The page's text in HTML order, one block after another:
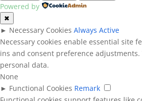
Powered by
✖
► Necessary Cookies Always Active
Necessary cookies enable essential site
ins and consent preference adjustments.
personal data.
None
► Functional Cookies Remark